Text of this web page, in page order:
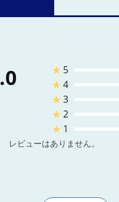
★ 5
★4
★3
★2
★ 1
レビューはありません。